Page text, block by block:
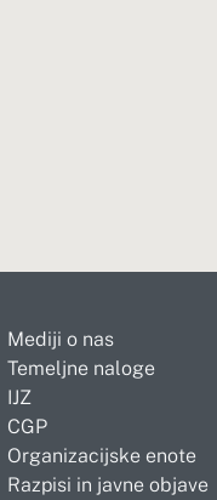
Mediji o nas
Temeljne naloge
IJZ
CGP
Organizacijske enote
Razpisi in javne objave